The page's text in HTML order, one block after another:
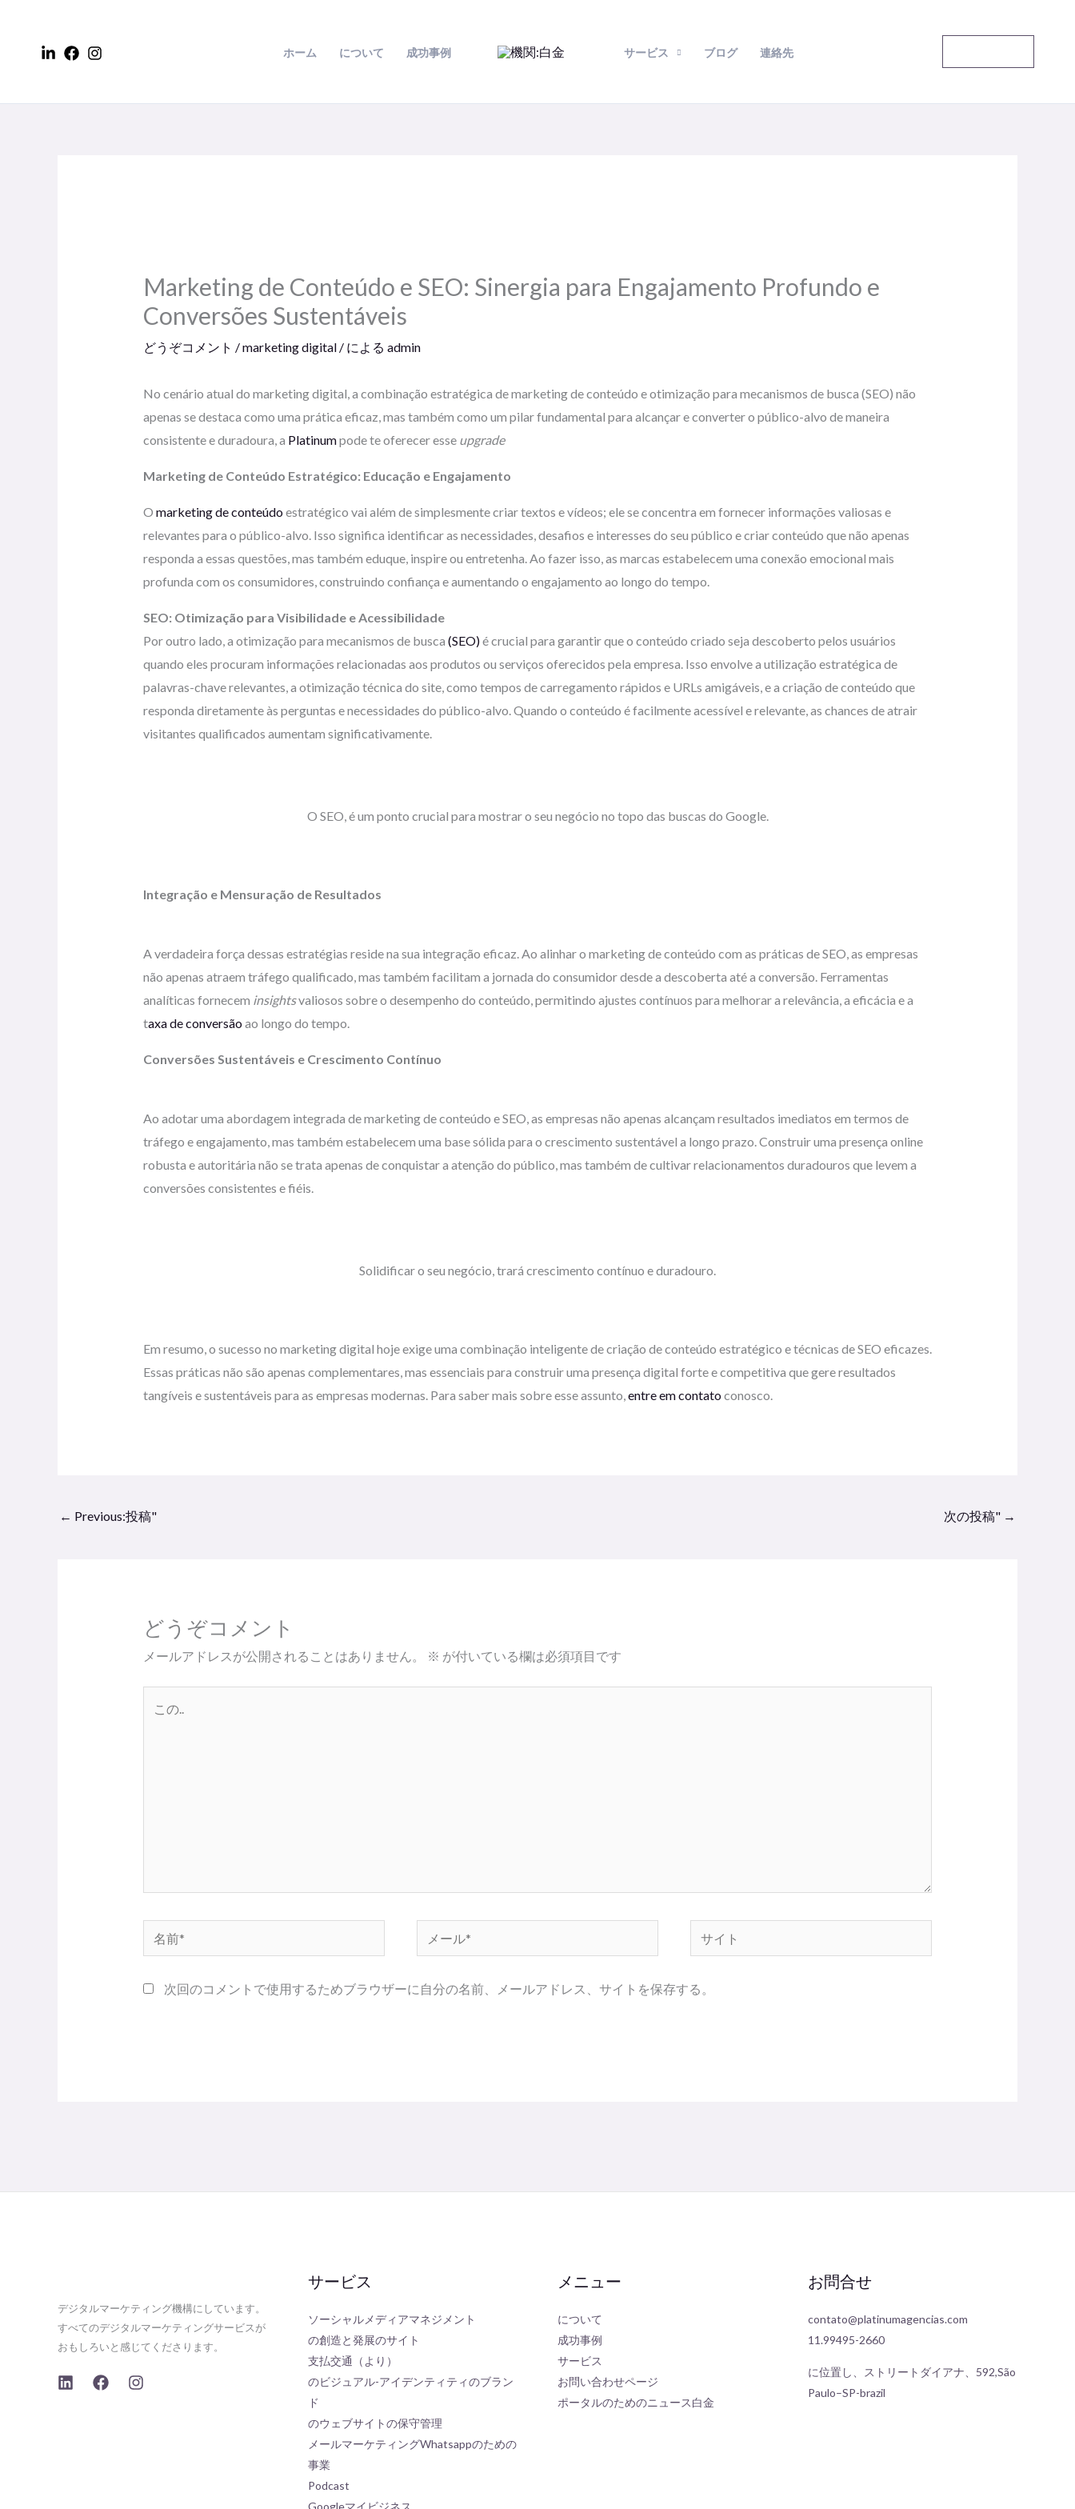
ツ
ホーム について 成功事例 サービス ブログ 連絡先
Marketing de Conteúdo e SEO: Sinergia para Engajamento Profundo e
Conversões Sustentáveis
どうぞコメント /marketing digital/ による admin
No cenário atual do marketing digital, a combinação estratégica de marketing de conteúdo e otimização para mecanismos de busca (SEO) não
apenas se destaca como uma prática eficaz, mas também como um pilar fundamental para alcançar e converter o público-alvo de maneira
consistente e duradoura, a Platinumpode te oferecer esseupgrade
Marketing de Conteúdo Estratégico: Educação e Engajamento
O marketing de conteúdoestratégico vai além de simplesmente criar textos e vídeos; ele se concentra em fornecer informações valiosas e
relevantes para o público-alvo. Isso significa identificar as necessidades, desafios e interesses do seu público e criar conteúdo que não apenas
responda a essas questões, mas também eduque, inspire ou entretenha. Ao fazer isso, as marcas estabelecem uma conexão emocional mais
profunda com os consumidores, construindo confiança e aumentando o engajamento ao longo do tempo.
SEO: Otimização para Visibilidade e Acessibilidade
Por outro lado, a otimização para mecanismos de busca (SEO)é crucial para garantir que o conteúdo criado seja descoberto pelos usuários
quando eles procuram informações relacionadas aos produtos ou serviços oferecidos pela empresa. Isso envolve a utilização estratégica de
palavras-chave relevantes, a otimização técnica do site, como tempos de carregamento rápidos e URLs amigáveis, e a criação de conteúdo que
responda diretamente às perguntas e necessidades do público-alvo. Quando o conteúdo é facilmente acessível e relevante, as chances de atrair
visitantes qualificados aumentam significativamente.
O SEO, é um ponto crucial para mostrar o seu negócio no topo das buscas do Google.
Integração e Mensuração de Resultados
A verdadeira força dessas estratégias reside na sua integração eficaz. Ao alinhar o marketing de conteúdo com as práticas de SEO, as empresas
não apenas atraem tráfego qualificado, mas também facilitam a jornada do consumidor desde a descoberta até a conversão. Ferramentas
analíticas fornecem insightsvaliosos sobre o desempenho do conteúdo, permitindo ajustes contínuos para melhorar a relevância, a eficácia e a
taxa de conversãoao longo do tempo.
Conversões Sustentáveis e Crescimento Contínuo
Ao adotar uma abordagem integrada de marketing de conteúdo e SEO, as empresas não apenas alcançam resultados imediatos em termos de
tráfego e engajamento, mas também estabelecem uma base sólida para o crescimento sustentável a longo prazo. Construir uma presença online
robusta e autoritária não se trata apenas de conquistar a atenção do público, mas também de cultivar relacionamentos duradouros que levem a
conversões consistentes e fiéis.
Solidificar o seu negócio, trará crescimento contínuo e duradouro.
Em resumo, o sucesso no marketing digital hoje exige uma combinação inteligente de criação de conteúdo estratégico e técnicas de SEO eficazes.
Essas práticas não são apenas complementares, mas essenciais para construir uma presença digital forte e competitiva que gere resultados
tangíveis e sustentáveis para as empresas modernas. Para saber mais sobre esse assunto,entre em contatoconosco.
← Previous:投稿" 次の投稿" →
どうぞコメント
メールアドレスが公開されることはありません。 ※ が付いている欄は必須項目です
の..
前
ー
イ
次回のコメントで使用するためブラウザーに自分の名前、メールアドレス、サイトを保存する。
デジタルマーケティング機構にしています。
すべてのデジタルマーケティングサービスが
おもしろいと感じてくださります。
サービス
ソーシャルメディアマネジメント
の創造と発展のサイト
支払交通（より）
のビジュアル-アイデンティティのブラン
ド
のウェブサイトの保守管理
メールマーケティングWhatsappのための
事業
Podcast
Googleマイビジネス
メニュー
について
成功事例
サービス
お問い合わせページ
ポータルのためのニュース白金
お問合せ
contato@platinumagencias.com
11.99495-2660
に位置し、ストリートダイアナ、592,São
Paulo–SP-brazil